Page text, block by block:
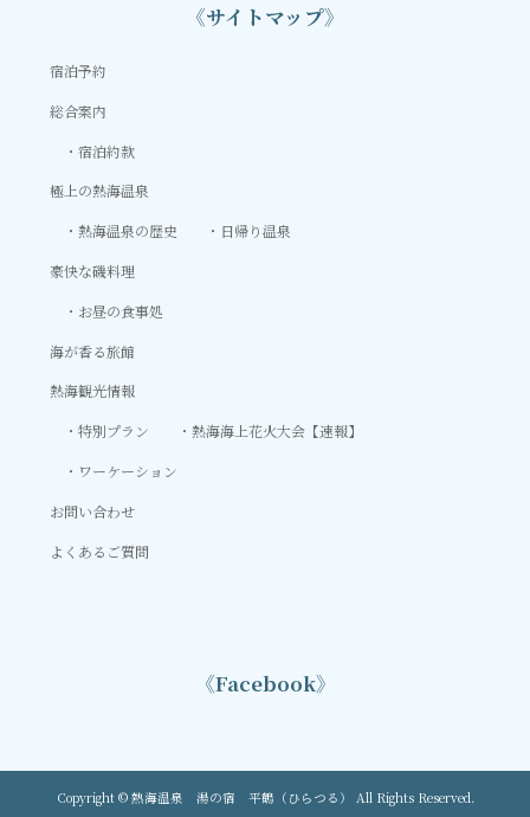
《サイトマップ》
宿泊予約
総合案内
宿泊約款
極上の熱海温泉
熱海温泉の歴史
日帰り温泉
豪快な磯料理
お昼の食事処
海が香る旅館
熱海観光情報
特別プラン
熱海海上花火大会【速報】
ワーケーション
お問い合わせ
よくあるご質問
《Facebook》
Copyright © 熱海温泉 湯の宿 平鶴（ひらつる） All Rights Reserved.